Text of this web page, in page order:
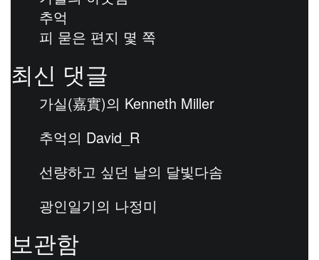
추억
피 묻은 편지 몇 쪽
최신 댓글
가실(嘉實)의 Kenneth Miller
추억의 David_R
선량하고 싶던 날의 달빛다솜
광인일기의 나정미
보관함